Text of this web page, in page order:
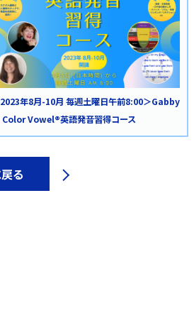
年8月-10月 毎週土曜日午前8:00＞Gabby
Vowel®英語発音習得コース
る